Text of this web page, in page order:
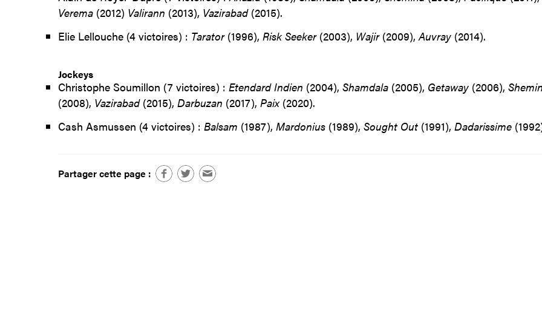
Verema(2012) Valirann (2013), Vazirabad (2015).
Elie Lellouche (4 victoires) : Tarator(1996), Risk Seeker(2003), Wajir(2009),Auvray (2014).
Jockeys
Christophe Soumillon (7 victoires) : Etendard Indien (2004), Shamdala(2005), Getaway(2006),
(2008), Vazirabad (2015), Darbuzan (2017), Paix (2020).
Cash Asmussen (4 victoires) : Balsam (1987), Mardonius(1989), Sought Out(1991), Dadarissime
Partager cette page :